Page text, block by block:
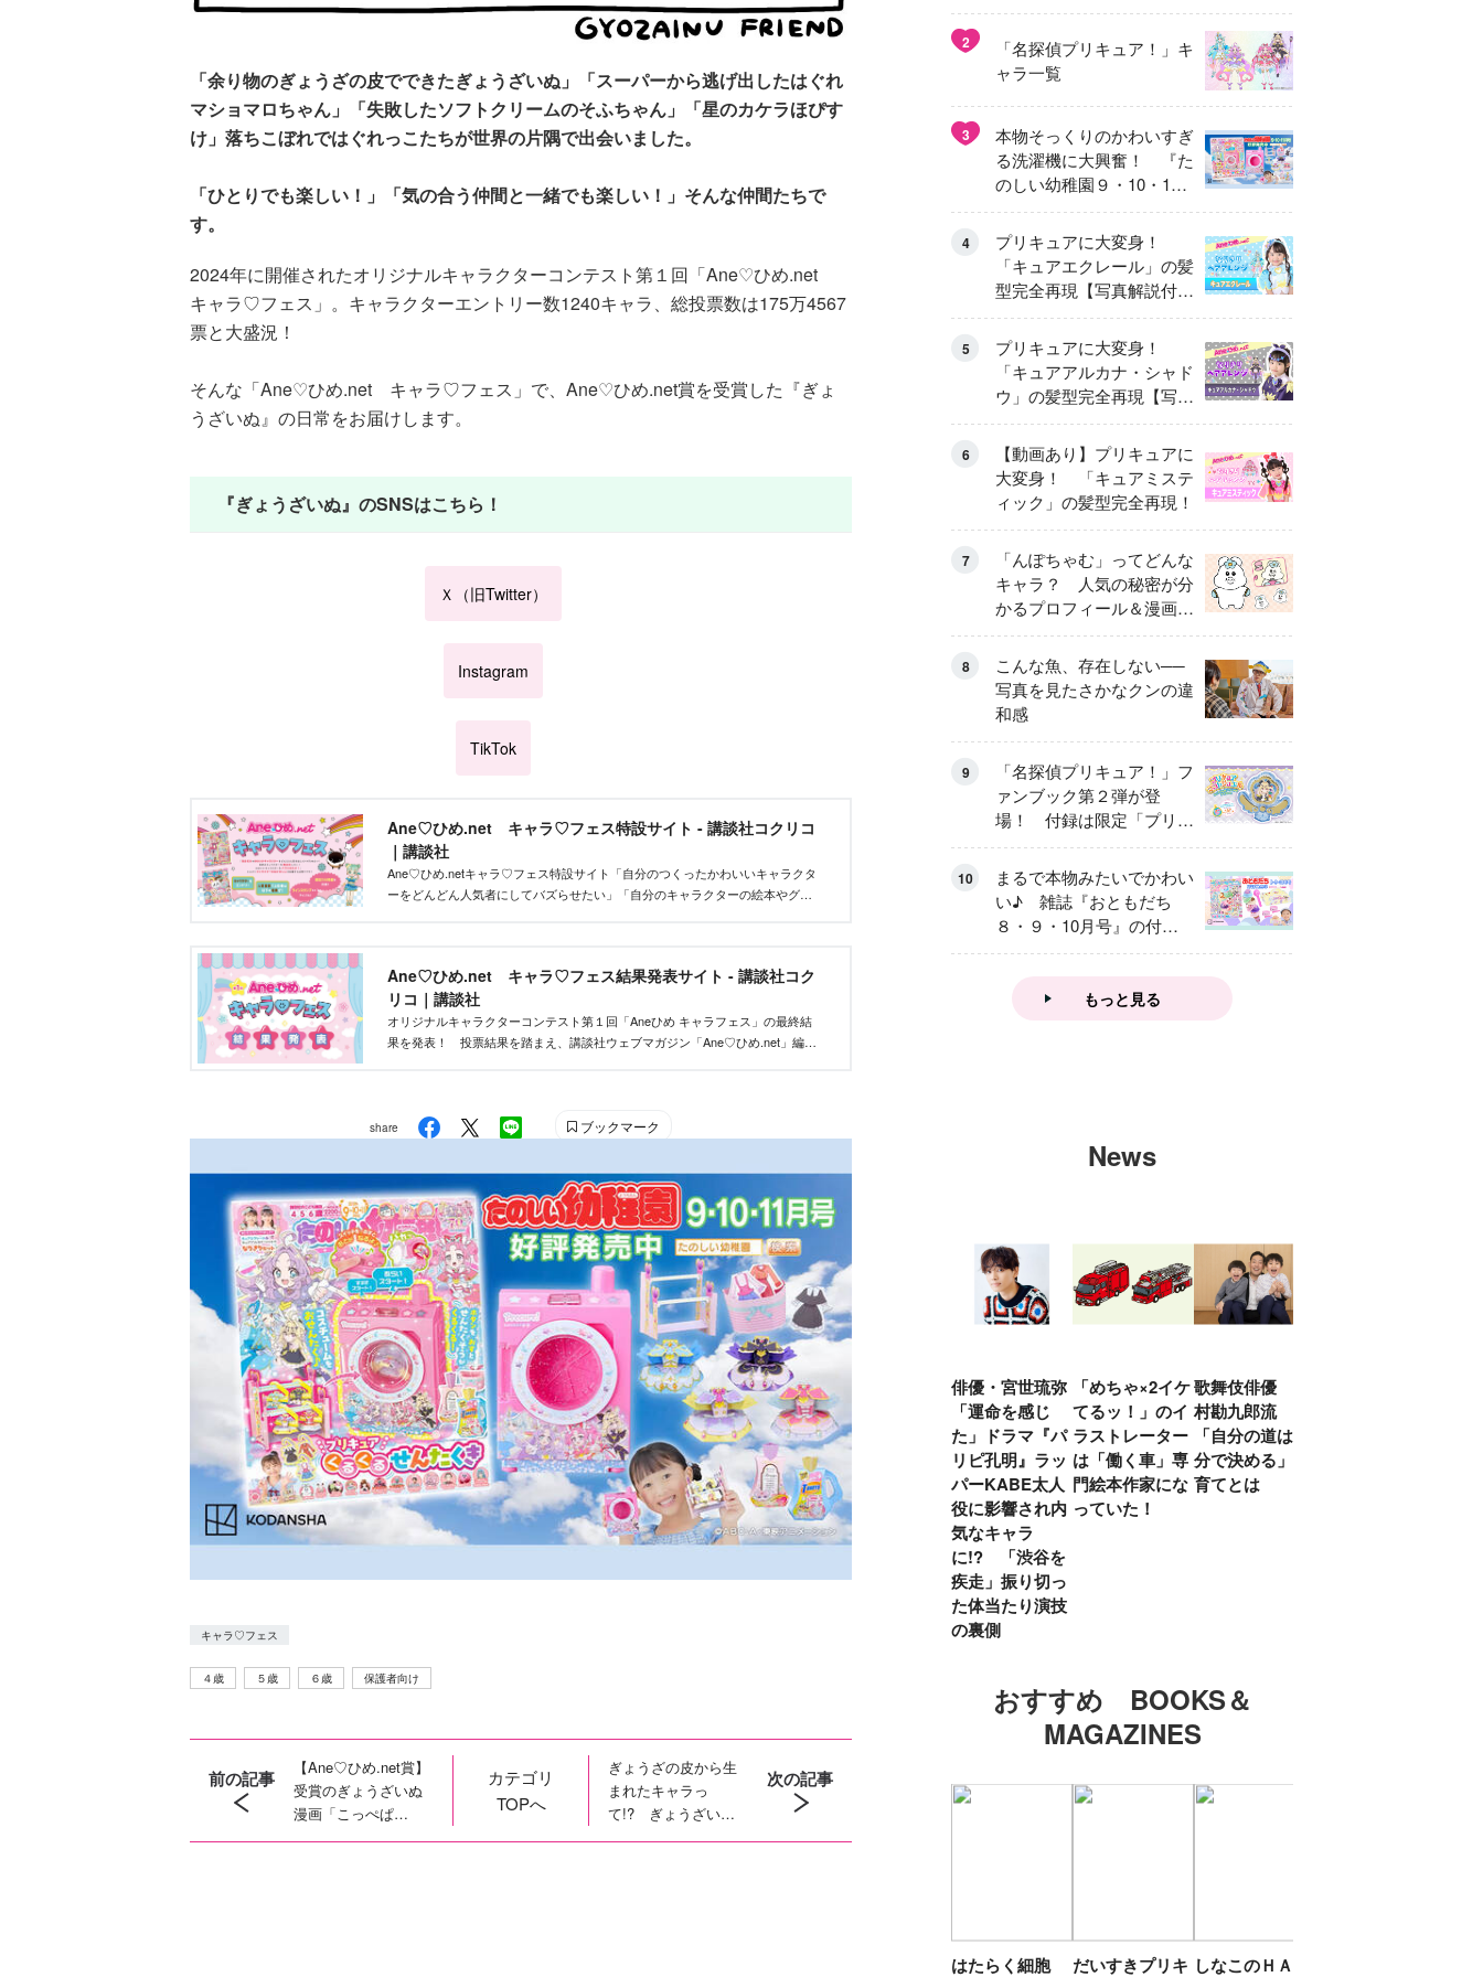
「余り物のぎょうざの皮でできたぎょうざいぬ」「スーパーから逃げ出したはぐれ
マショマロちゃん」「失敗したソフトクリームのそふちゃん」「星のカケラほぴす
け」落ちこぼれではぐれっこたちが世界の片隅で出会いました。
「ひとりでも楽しい！」「気の合う仲間と一緒でも楽しい！」そんな仲間たちで
す。
2024年に開催されたオリジナルキャラクターコンテスト第１回「Ane♡ひめ.net
キャラ♡フェス」。キャラクターエントリー数1240キャラ、総投票数は175万4567
票と大盛況！
そんな「Ane♡ひめ.net キャラ♡フェス」で、Ane♡ひめ.net賞を受賞した『ぎょ
うざいぬ』の日常をお届けします。
『ぎょうざいぬ』のSNSはこちら！
Ｘ（旧Twitter）
Instagram
TikTok
Ane♡ひめ.net キャラ♡フェス特設サイト - 講談社コクリコ
｜講談社
Ane♡ひめ.netキャラ♡フェス特設サイト「自分のつくったかわいいキャラクタ
ーをどんどん人気者にしてバズらせたい」「自分のキャラクターの絵本やグッ
Ane♡ひめ.net キャラ♡フェス結果発表サイト - 講談社コク
リコ｜講談社
オリジナルキャラクターコンテスト第１回「Aneひめ キャラフェス」の最終結
果を発表！ 投票結果を踏まえ、講談社ウェブマガジン「Ane♡ひめ.net」編集
share ブックマーク
キャラ♡フェス
４歳 ５歳 ６歳 保護者向け
前の記事
【Ane♡ひめ.net賞】
受賞のぎょうざいぬ
漫画「こっぺぱ
ん？」
カテゴリ
TOPへ
ぎょうざの皮から生
まれたキャラっ
て!? ぎょうざいぬ
の２コマ漫画「かん
次の記事
異変
2
「名探偵プリキュア！」キ
ャラ一覧
3
本物そっくりのかわいすぎ
る洗濯機に大興奮！ 『た
のしい幼稚園９・10・11
月号』だけのオリジナル付
録「プリキュア くるくる
せんたくき」
4
プリキュアに大変身！
「キュアエクレール」の髪
型完全再現【写真解説付
き】
5
プリキュアに大変身！
「キュアアルカナ・シャド
ウ」の髪型完全再現【写真
解説付き】
6
【動画あり】プリキュアに
大変身！ 「キュアミステ
ィック」の髪型完全再現！
7
「んぽちゃむ」ってどんな
キャラ？ 人気の秘密が分
かるプロフィール＆漫画ま
とめ
8
こんな魚、存在しない──
写真を見たさかなクンの違
和感
9
「名探偵プリキュア！」フ
ァンブック第２弾が登
場！ 付録は限定「プリキ
ュアマコトジュエル キュ
アアルカナ・シャドウ ア
イスver.」 キュアエクレ
ールを大特集！
10
まるで本物みたいでかわい
い♪ 雑誌『おともだち
８・９・10月号』の付録
は『サーティワン アイス
もっと見る
News
俳優・宮世琉弥
「運命を感じ
た」ドラマ『パ
リピ孔明』ラッ
パーKABE太人
役に影響され内
気なキャラ
に!? 「渋谷を
疾走」振り切っ
た体当たり演技
の裏側
「めちゃ×2イケ
てるッ！」のイ
ラストレーター
は「働く車」専
門絵本作家にな
っていた！
歌舞伎俳優 中
村勘九郎流
「自分の道は自
分で決める」子
育てとは
おすすめ BOOKS＆
MAGAZINES
はたらく細胞
だいすきプリキ しなこのＨＡＰ